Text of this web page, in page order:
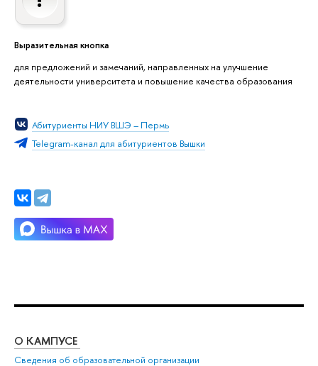
Выразительная кнопка
для предложений и замечаний, направленных на улучшение
деятельности университета и повышение качества образования
Абитуриенты НИУ ВШЭ – Пермь
Telegram-канал для абитуриентов Вышки
О КАМПУСЕ
Сведения об образовательной организации